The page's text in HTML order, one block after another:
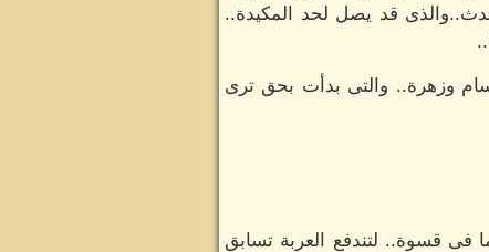
قد يصل لحد المكيدة..
وزهرة.. والتى بدأت بحق ترى
فى قسوة.. لتندفع العربة تسابق